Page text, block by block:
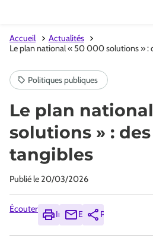
Accueil
Actualités
Le plan national « 50 000 solutions » :
Le plan
solutions » :
tangibles
Publié le 20/03/2026
Écouter
ImprimerEnvoyerPartager